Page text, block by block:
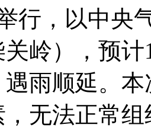
行，以中央
岭），预
雨顺延。
无法正常